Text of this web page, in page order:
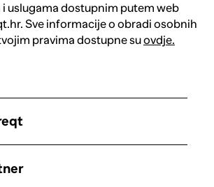
uslugama dostupnim putem web
Sve informacije o obradi osobnih
pravima dostupne suovdje.